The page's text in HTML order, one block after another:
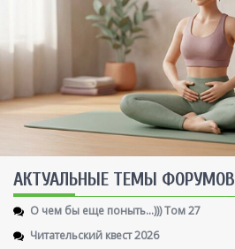
AКТУАЛЬНЫЕ ТЕМЫ ФОРУМОВ
О чем бы еще поныть...))) Том 27
Читательский квест 2026